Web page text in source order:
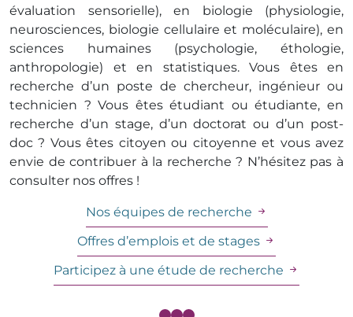
évaluation sensorielle), en biologie (physiologie,
neurosciences, biologie cellulaire et moléculaire), en
sciences humaines (psychologie, éthologie,
anthropologie) et en statistiques. Vous êtes en
recherche d’un poste de chercheur, ingénieur ou
technicien ? Vous êtes étudiant ou étudiante, en
recherche d’un stage, d’un doctorat ou d’un post-
doc ? Vous êtes citoyen ou citoyenne et vous avez
envie de contribuer à la recherche ? N’hésitez pas à
consulter nos offres !
Nos équipes de recherche
Offres d’emplois et de stages
Participez à une étude de recherche